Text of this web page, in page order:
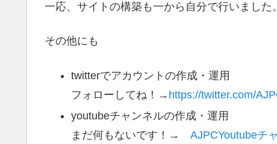
一応、サイトの構築も一から自分で行いました。
その他にも
twitterでアカウントの作成・運用
フォローしてね！→ https://twitter.com/
youtubeチャンネルの作成・運用
まだ何もないです！→ AJPCYoutubeチ